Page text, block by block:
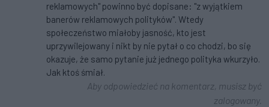
reklamowych" powinno być dopisane: "z wyjątkiem
banerów reklamowych polityków". Wtedy
społeczeństwo miałoby jasność, kto jest
uprzywilejowany i nikt by nie pytał o co chodzi, bo się
okazuje, że samo pytanie już jednego polityka wkurzyło.
Jak ktoś śmiał.
Aby odpowiedzieć na komentarz, musisz być
zalogowany.